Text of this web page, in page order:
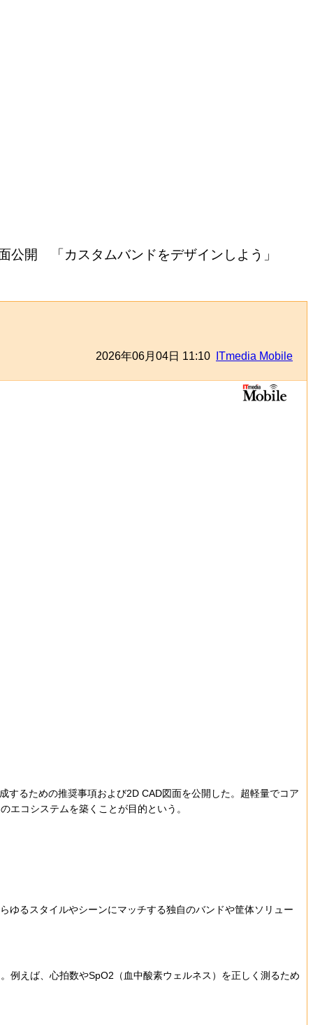
公開 「カスタムバンドをデザインしよう」
2026年06月04日 11:10 ITmedia Mobile
るための推奨事項および2D CAD図面を公開した。超軽量でコア
エコシステムを築くことが目的という。
るスタイルやシーンにマッチする独自のバンドや筐体ソリュー
えば、心拍数やSpO2（血中酸素ウェルネス）を正しく測るため